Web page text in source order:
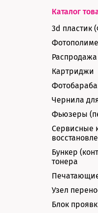
Каталог
3d пластик
Распродажа
Картриджи
Чернила
Фьюзеры
Сервисные
Бункер
тонера
Узел
Блок